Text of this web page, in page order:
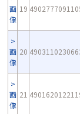
画
像
19
画
像
20
画
像
21